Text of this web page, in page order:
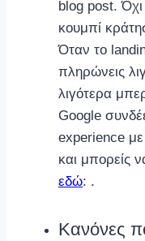
blog post.
κουμπί
Όταν το
πληρώνεις
λιγότερα
Google
experience
και μπορείς
εδώ: .
Κανόνες